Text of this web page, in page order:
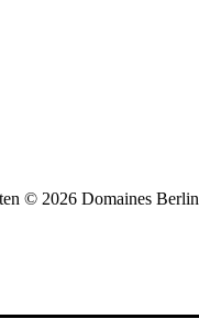
© 2026 Domaines Berlin